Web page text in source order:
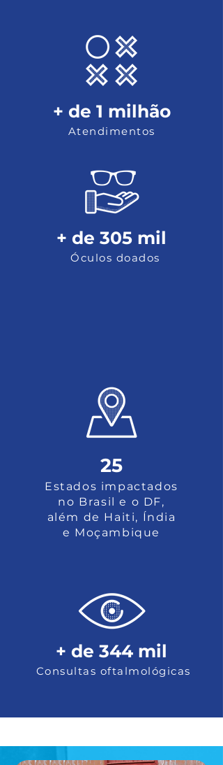
+ de 1 milhão
Atendimentos
+ de 305 mil
Óculos doados
25
Estados impactados
no Brasil e o DF,
além de Haiti, Índia
e Moçambique
+ de 344 mil
Consultas oftalmológicas